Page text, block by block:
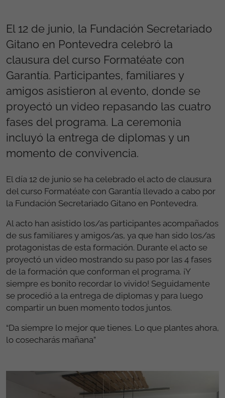
El 12 de junio, la Fundación Secretariado
Gitano en Pontevedra celebró la
clausura del curso Formatéate con
Garantía. Participantes, familiares y
amigos asistieron al evento, donde se
proyectó un video repasando las cuatro
fases del programa. La ceremonia
incluyó la entrega de diplomas y un
momento de convivencia.
El día 12 de junio se ha celebrado el acto de clausura
del curso Formatéate con Garantía llevado a cabo por
la Fundación Secretariado Gitano en Pontevedra.
Al acto han asistido los/as participantes acompañados
de sus familiares y amigos/as, ya que han sido los/as
protagonistas de esta formación. Durante el acto se
proyectó un video mostrando su paso por las 4 fases
de la formación que conforman el programa. ¡Y
siempre es bonito recordar lo vivido! Seguidamente
se procedió a la entrega de diplomas y para luego
compartir un buen momento todos juntos.
“Da siempre lo mejor que tienes. Lo que plantes ahora,
lo cosecharás mañana”